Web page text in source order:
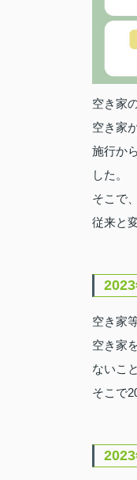
空き家
空き家
施行か
した。
そこで
従来と
空き家
空き家
ないこ
そこで